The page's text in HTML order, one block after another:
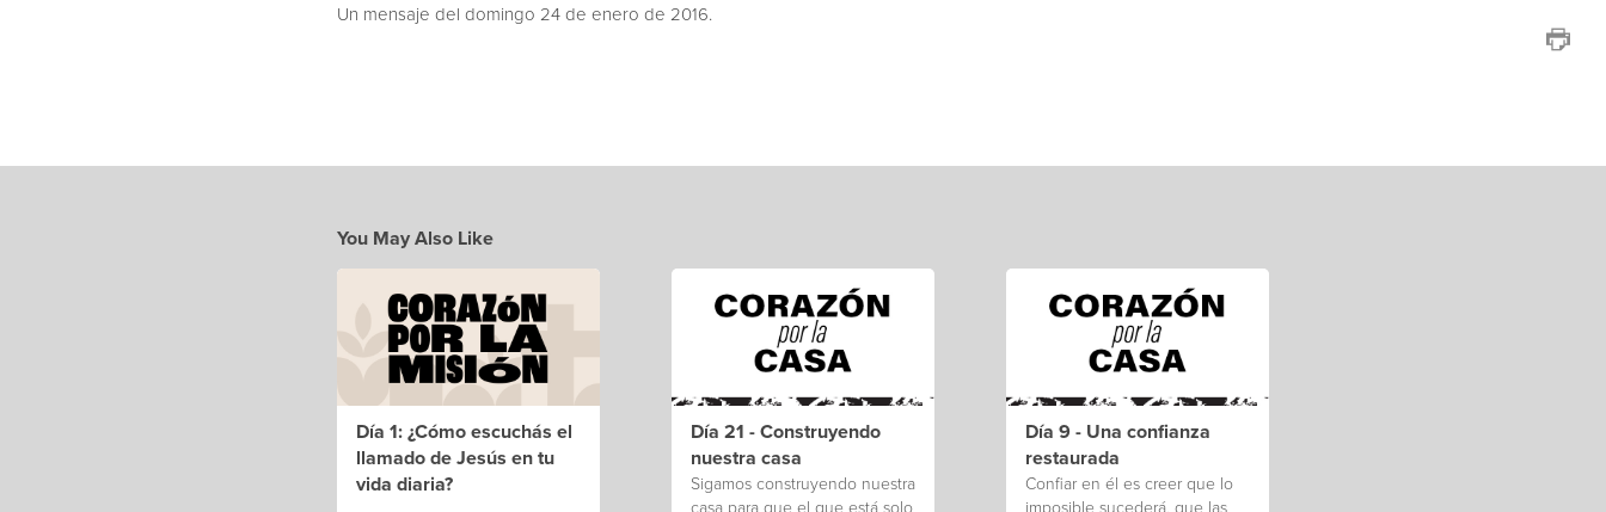
Un mensaje del domingo 24 de enero de 2016.
You May Also Like
Día 1: ¿Cómo escuchás el
llamado de Jesús en tu
vida diaria?
Día 21 - Construyendo
nuestra casa
Sigamos construyendo nuestra
casa para que el que está solo
Día 9 - Una confianza
restaurada
Confiar en él es creer que lo
imposible sucederá, que las